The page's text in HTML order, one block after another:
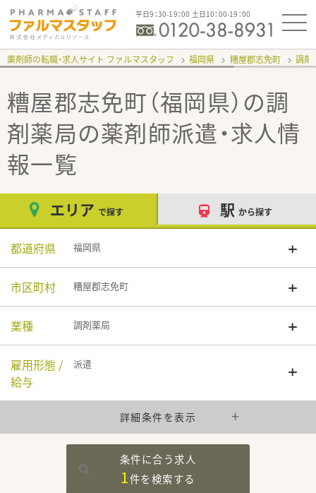
平日9：30-19：00 土日10：00-19：00
薬剤師の転職・求人サイト ファルマスタッフ 福岡県 糟屋郡志免町 調剤
糟屋郡志免町（福岡県）の調
剤薬局の薬剤師派遣・求人情
報一覧
エリア で探す 駅 から探す
都道府県 福岡県
市区町村 糟屋郡志免町
業種 調剤薬局
雇用形態 /
給与
派遣
詳細条件を表示
条件に合う求人
1件を検索する